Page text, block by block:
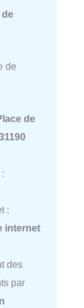
de
de
de
:
internet
des
par